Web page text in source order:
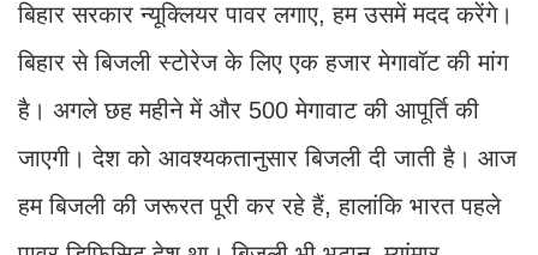
बिहार सरकार न्यूक्लियर पावर लगाए, हम उसमें मदद करेंगे।
बिहार से बिजली स्टोरेज के लिए एक हजार मेगावॉट की मांग
है। अगले छह महीने में और 500 मेगावाट की आपूर्ति की
जाएगी। देश को आवश्यकतानुसार बिजली दी जाती है। आज
हम बिजली की जरूरत पूरी कर रहे हैं, हालांकि भारत पहले